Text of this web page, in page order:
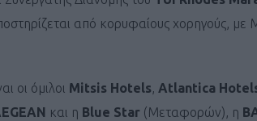
από κορυφαίους χορηγούς,
οι όμιλοι Mitsis Hotels, Atlantica
και η Blue Star (Μεταφορών), η